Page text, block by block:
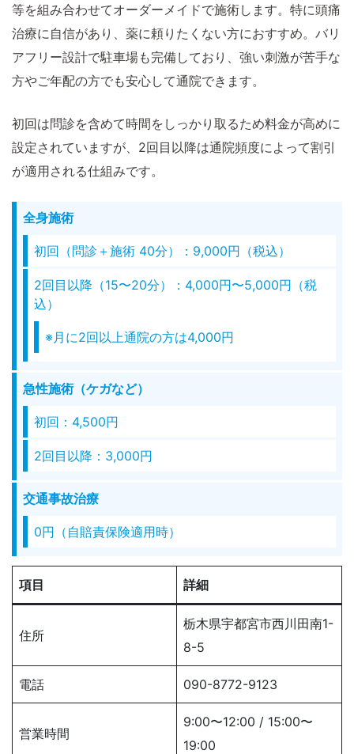
等を組み合わせてオーダーメイドで施術します。特に頭痛
治療に自信があり、薬に頼りたくない方におすすめ。バリ
アフリー設計で駐車場も完備しており、強い刺激が苦手な
方やご年配の方でも安心して通院できます。
初回は問診を含めて時間をしっかり取るため料金が高めに
設定されていますが、2回目以降は通院頻度によって割引
が適用される仕組みです。
全身施術
初回（問診＋施術 40分）：9,000円（税込）
2回目以降（15〜20分）：4,000円〜5,000円（税
込）
※月に2回以上通院の方は4,000円
急性施術（ケガなど）
初回：4,500円
2回目以降：3,000円
交通事故治療
0円（自賠責保険適用時）
項目 詳細
住所
栃木県宇都宮市西川田南1-
8-5
電話 090-8772-9123
営業時間
9:00〜12:00 / 15:00〜
19:00